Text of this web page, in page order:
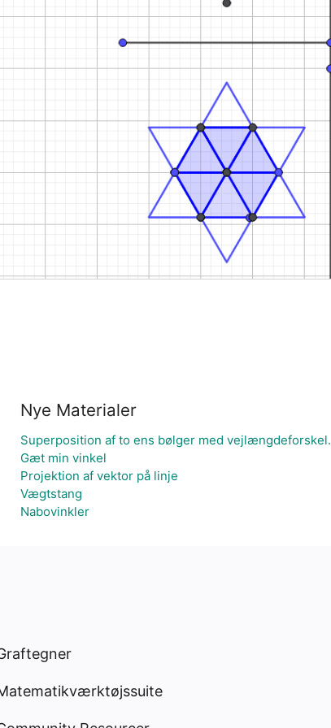
Nye Materialer
Superposition af to ens bølger med vejlængdeforskel.
Gæt min vinkel
Projektion af vektor på linje
Vægtstang
Nabovinkler